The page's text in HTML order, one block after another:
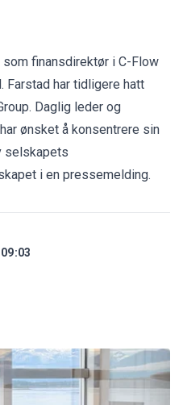
finansdirektør i C-Flow
Farstad har tidligere hatt
Daglig leder og
ønsket å konsentrere sin
selskapets
i en pressemelding.